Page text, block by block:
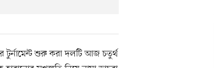
টুর্নামেন্ট শুরু করা দলটি আজ চতুর্থ